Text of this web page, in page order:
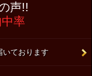
声!!
率
いております